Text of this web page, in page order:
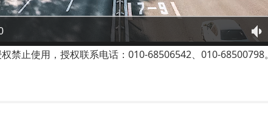
止使用，授权联系电话：010-68506542、010-68500798。